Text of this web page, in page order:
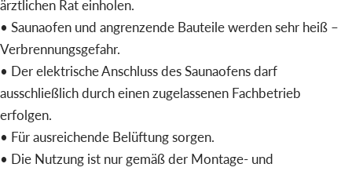
ärztlichen Rat einholen.
• Saunaofen und angrenzende Bauteile werden sehr heiß –
Verbrennungsgefahr.
• Der elektrische Anschluss des Saunaofens darf
ausschließlich durch einen zugelassenen Fachbetrieb
erfolgen.
• Für ausreichende Belüftung sorgen.
• Die Nutzung ist nur gemäß der Montage- und